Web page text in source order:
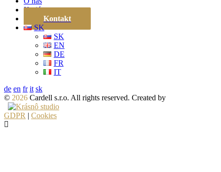
Kariéra
Kontakt
SK
SK
EN
DE
FR
IT
de en fr it sk
© 2026 Cardell s.r.o. All rights reserved. Created by
GDPR | Cookies